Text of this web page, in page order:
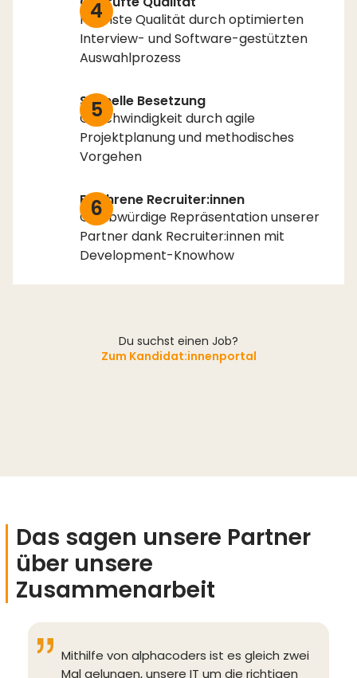
4
Höchste Qualität durch optimierten
Interview- und Software-gestützten
Auswahlprozess
5
Schnelle Besetzung
Geschwindigkeit durch agile
Projektplanung und methodisches
Vorgehen
6
Erfahrene Recruiter:innen
Glaubwürdige Repräsentation unserer
Partner dank Recruiter:innen mit
Development-Knowhow
Du suchst einen Job?
Zum Kandidat:innenportal
Das sagen unsere Partner
über unsere
Zusammenarbeit
Mithilfe von alphacoders ist es gleich zwei
Mal gelungen, unsere IT um die richtigen